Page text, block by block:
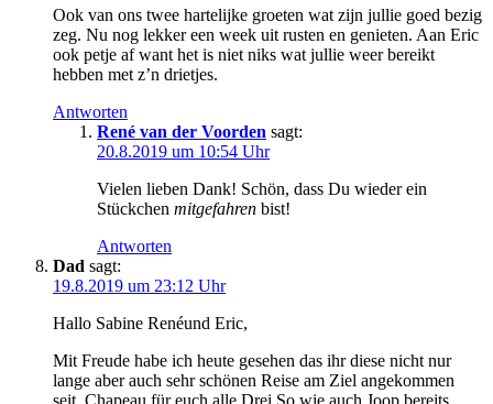
Ook van ons twee hartelijke groeten wat zijn jullie goed bezig
zeg. Nu nog lekker een week uit rusten en genieten. Aan Eric
ook petje af want het is niet niks wat jullie weer bereikt
hebben met z’n drietjes.
Antworten
René van der Voorden sagt:
20.8.2019 um 10:54 Uhr
Vielen lieben Dank! Schön, dass Du wieder ein
Stückchen mitgefahren bist!
Antworten
Dad sagt:
19.8.2019 um 23:12 Uhr
Hallo Sabine Renéund Eric,
Mit Freude habe ich heute gesehen das ihr diese nicht nur
lange aber auch sehr schönen Reise am Ziel angekommen
seit. Chapeau für euch alle Drei.So wie auch Joop bereits